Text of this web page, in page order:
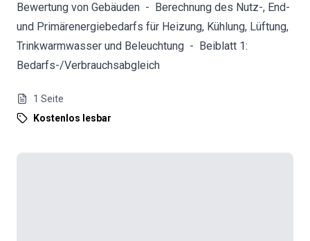
Bewertung von Gebäuden - Berechnung des Nutz-, End-
und Primärenergiebedarfs für Heizung, Kühlung, Lüftung,
Trinkwarmwasser und Beleuchtung - Beiblatt 1:
Bedarfs-/Verbrauchsabgleich
1 Seite
Kostenlos lesbar